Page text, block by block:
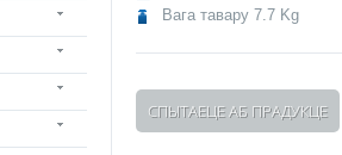
Вага тавару 7.7 Kg
СПЫТАЕЦЕ АБ ПРАДУКЦЕ